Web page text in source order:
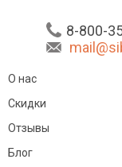
8-800-
О нас
Скидки
Отзывы
Блог